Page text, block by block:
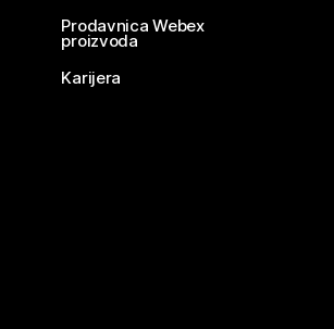
Prodavnica Webex
proizvoda
Karijera